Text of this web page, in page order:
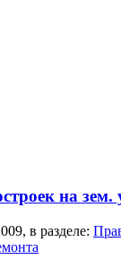
на зем.
, в разделе: